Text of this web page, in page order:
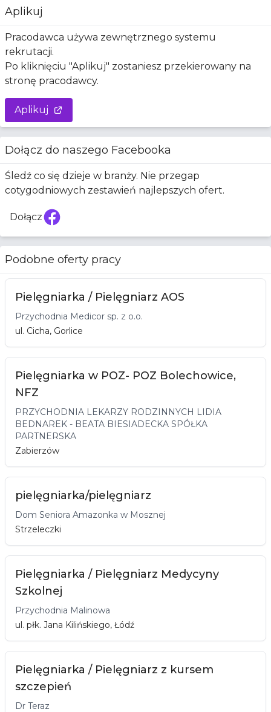
Aplikuj
Pracodawca używa zewnętrznego systemu
rekrutacji.
Po kliknięciu "Aplikuj" zostaniesz przekierowany na
stronę pracodawcy.
Aplikuj
Dołącz do naszego Facebooka
Śledź co się dzieje w branży. Nie przegap
cotygodniowych zestawień najlepszych ofert.
Dołącz
Facebook
Podobne oferty pracy
Pielęgniarka / Pielęgniarz AOS
Przychodnia Medicor sp. z o.o.
ul. Cicha, Gorlice
Pielęgniarka w POZ- POZ Bolechowice,
NFZ
PRZYCHODNIA LEKARZY RODZINNYCH LIDIA
BEDNAREK - BEATA BIESIADECKA SPÓŁKA
PARTNERSKA
Zabierzów
pielęgniarka/pielęgniarz
Dom Seniora Amazonka w Mosznej
Strzeleczki
Pielęgniarka / Pielęgniarz Medycyny
Szkolnej
Przychodnia Malinowa
ul. płk. Jana Kilińskiego, Łódź
Pielęgniarka / Pielęgniarz z kursem
szczepień
Dr Teraz